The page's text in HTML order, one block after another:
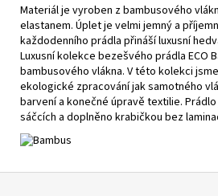
Materiál je vyroben z bambusového
elastanem. Úplet je velmi jemný a
každodenního prádla přináší luxusní
Luxusní kolekce bezešvého prádla ECO
bambusového vlákna. V této kolekci
ekologické zpracování jak samotného
barvení a konečné úpravě textilie.
sáčcích a doplněno krabičkou bez